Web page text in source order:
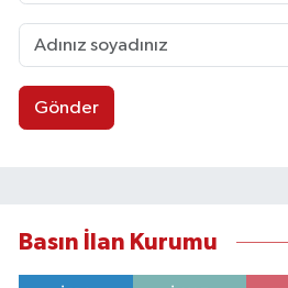
Gönder
Basın İlan Kurumu